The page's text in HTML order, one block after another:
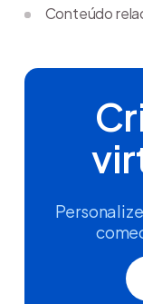
Conteúdo